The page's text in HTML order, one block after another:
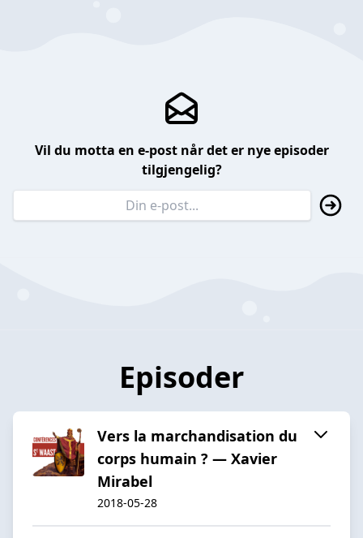
Vil du motta en e-post når det er nye episoder
tilgjengelig?
Episoder
Vers la marchandisation du
corps humain ? — Xavier
Mirabel
2018-05-28